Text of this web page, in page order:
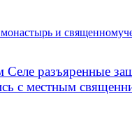
и
Селе разъяренные
с местным